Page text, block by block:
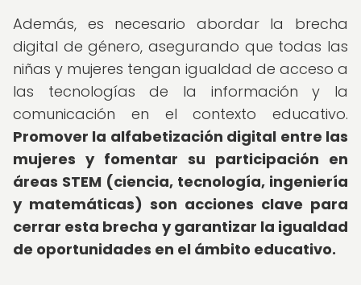
Además, es necesario abordar la brecha
digital de género, asegurando que todas las
niñas y mujeres tengan igualdad de acceso a
las tecnologías de la información y la
comunicación en el contexto educativo.
Promover la alfabetización digital entre las
mujeres y fomentar su participación en
áreas STEM (ciencia, tecnología, ingeniería
y matemáticas) son acciones clave para
cerrar esta brecha y garantizar la igualdad
de oportunidades en el ámbito educativo.